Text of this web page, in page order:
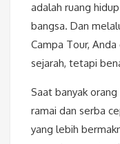
adalah ruang
bangsa. Dan
Campa Tour,
sejarah, tetapi
Saat banyak
ramai dan serba
yang lebih